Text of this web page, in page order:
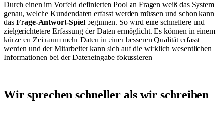
Durch einen im Vorfeld definierten Pool an Fragen weiß das System
genau, welche Kundendaten erfasst werden müssen und schon kann
das Frage-Antwort-Spiel beginnen. So wird eine schnellere und
zielgerichtetere Erfassung der Daten ermöglicht. Es können in einem
kürzeren Zeitraum mehr Daten in einer besseren Qualität erfasst
werden und der Mitarbeiter kann sich auf die wirklich wesentlichen
Informationen bei der Dateneingabe fokussieren.
Wir sprechen schneller als wir schreiben